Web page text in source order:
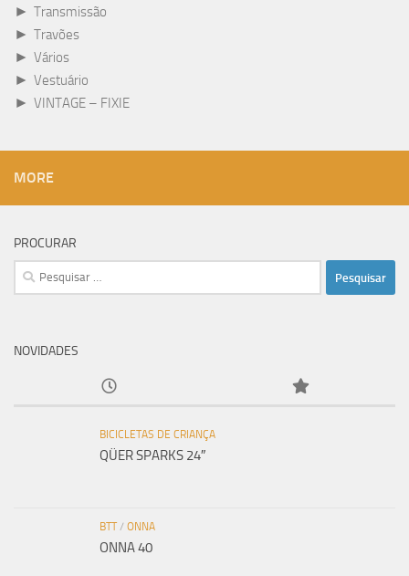
► Transmissão
► Travões
► Vários
► Vestuário
► VINTAGE – FIXIE
MORE
PROCURAR
Pesquisar
por:
NOVIDADES
BICICLETAS DE CRIANÇA
QÜER SPARKS 24″
BTT/ ONNA
ONNA 40